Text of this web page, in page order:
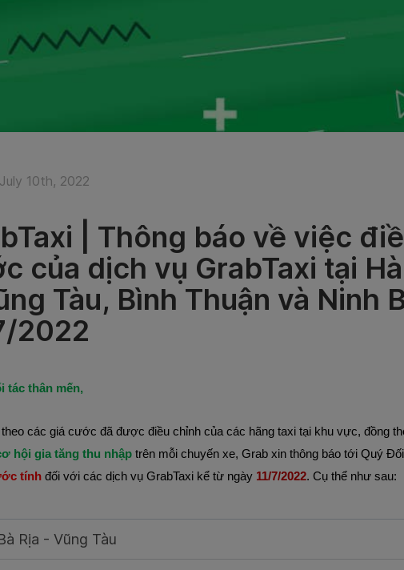
10th, 2022
| Thông báo về việc
của dịch vụ GrabTaxi tại
Tàu, Bình Thuận và Ninh
2022
tác thân mến,
các giá cước đã được điều chỉnh của các hãng taxi tại khu vực, đồng
hội gia tăng thu nhập trên mỗi chuyến xe, Grab xin thông báo tới Quý
tính đối với các dịch vụ GrabTaxi kể từ ngày 11/7/2022. Cụ thể như sau:
Rịa - Vũng Tàu